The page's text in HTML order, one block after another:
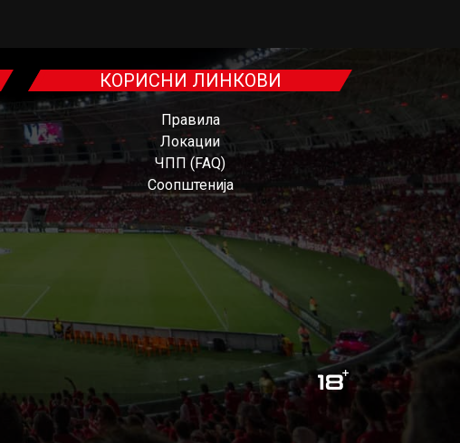
КОРИСНИ ЛИНКОВИ
Правила
Локации
ЧПП (FAQ)
Соопштенија